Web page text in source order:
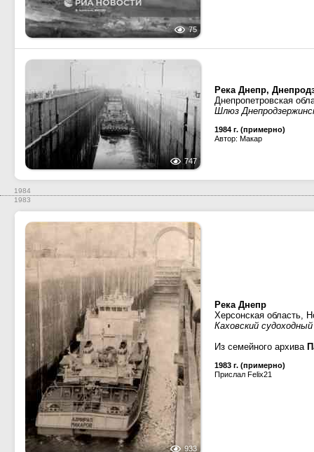
75
747
Река Днепр,
Днепропетровская
Шлюз
1984 г. (примерно)
Автор: Макар
1984
1983
933
Река Днепр
Херсонская область,
Каховский
Из семейного архива
1983 г. (примерно)
Прислал Felix21